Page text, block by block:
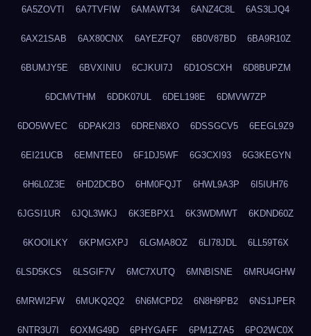
6A5ZOVTI 6A7TVFIW 6AMAWT34 6ANZ4C8L 6AS3LJQ4
6AX21SAB 6AX80CNX 6AYEZFQ7 6B0V87BD 6BA9R10Z
6BUMJY5E 6BVXINIU 6CJKUI7J 6D1OSCXH 6D8BUPZM
6DCMVTHM 6DDK07UL 6DEL198E 6DMVW7ZP
6DO5WVEC 6DPAK2I3 6DREN8XO 6DSSGCV5 6EEGL9Z9
6EI21UCB 6EMNTEE0 6F1DJ5WF 6G3CXI93 6G3KEGYN
6H6L0Z3E 6HD2DCBO 6HM0FQJT 6HWL9A3P 6I5IUH76
6JGSI1UR 6JQL3WKJ 6K3EBPX1 6K3WDMWT 6KDND60Z
6KOOILKY 6KPMGXPJ 6LGMA8OZ 6LI78JDL 6LL59T6X
6LSD5KCS 6LSGIF7V 6MC7XUTQ 6MNBISNE 6MRU4GHW
6MRWI2FW 6MUKQ2Q2 6N6MCPD2 6N8H9PB2 6NS1JPER
6NTR3U7I 6OXMG49D 6PHYGAFF 6PM1Z7A5 6PO2WC0X